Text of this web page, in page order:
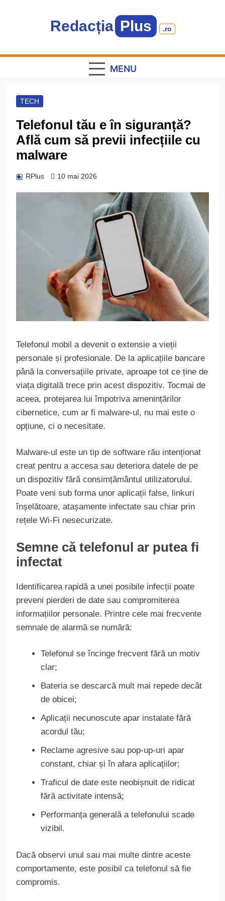
Redacția Plus .ro
MENU
TECH
Telefonul tău e în siguranță?
Află cum să previi infecțiile cu
malware
RPlus 10 mai 2026
Telefonul mobil a devenit o extensie a vieții
personale și profesionale. De la aplicațiile bancare
până la conversațiile private, aproape tot ce ține de
viața digitală trece prin acest dispozitiv. Tocmai de
aceea, protejarea lui împotriva amenințărilor
cibernetice, cum ar fi malware-ul, nu mai este o
opțiune, ci o necesitate.
Malware-ul este un tip de software rău intenționat
creat pentru a accesa sau deteriora datele de pe
un dispozitiv fără consimțământul utilizatorului.
Poate veni sub forma unor aplicații false, linkuri
înșelătoare, atașamente infectate sau chiar prin
rețele Wi-Fi nesecurizate.
Semne că telefonul ar putea fi
infectat
Identificarea rapidă a unei posibile infecții poate
preveni pierderi de date sau compromiterea
informațiilor personale. Printre cele mai frecvente
semnale de alarmă se numără:
Telefonul se încinge frecvent fără un motiv
clar;
Bateria se descarcă mult mai repede decât
de obicei;
Aplicații necunoscute apar instalate fără
acordul tău;
Reclame agresive sau pop-up-uri apar
constant, chiar și în afara aplicațiilor;
Traficul de date este neobișnuit de ridicat
fără activitate intensă;
Performanța generală a telefonului scade
vizibil.
Dacă observi unul sau mai multe dintre aceste
comportamente, este posibil ca telefonul să fie
compromis.